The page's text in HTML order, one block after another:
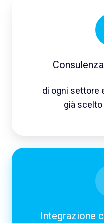
di ogni settore
già
Integrazione